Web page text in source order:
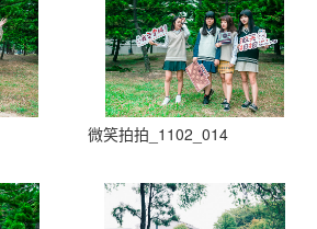
微笑拍拍_1102_014